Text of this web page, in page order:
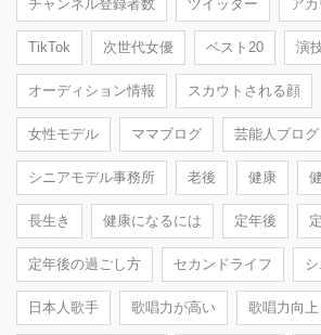
チャンネル登録者数 ツイッター ア
TikTok 次世代女優 ベスト20 演
オーディション情報 スカウトされる顔
女性モデル ママブログ 芸能人ブログ
シニアモデル事務所 老後 健康
長生き 健康になるには 定年後
定年後の過ごし方 セカンドライフ
日本人歌手 歌唱力が高い 歌唱力向上